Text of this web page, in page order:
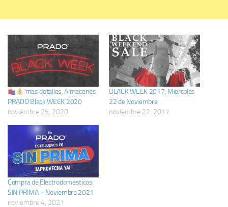
mas detalles, Almacenes
PRADO Black WEEK 2020
noviembre 25, 2020
BLACK WEEK 2017, Miercoles
22 de Noviembre
noviembre 22, 2017
Compra de Electrodomesticos
SIN PRIMA – Noviembre 2021
noviembre 4, 2021